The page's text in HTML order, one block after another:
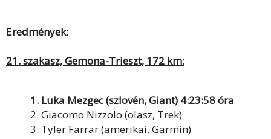
Eredmények:
21. szakasz, Gemona-Trieszt, 172 km:
1. Luka Mezgec (szlovén, Giant) 4:23:58 óra
2. Giacomo Nizzolo (olasz, Trek)
3. Tyler Farrar (amerikai, Garmin)